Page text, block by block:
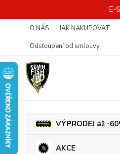
E-
O NÁS JAK NAKUPOVAT
Odstoupení od smlouvy
VÝPRODEJ až -
AKCE